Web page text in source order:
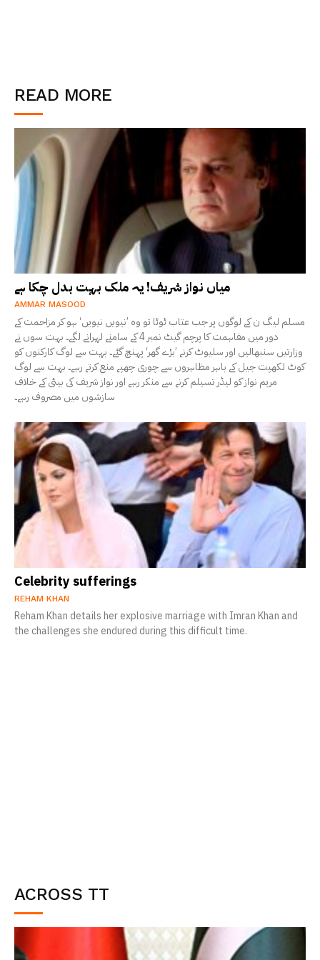
ACROSS TT
READ MORE
میاں نواز شریف! یہ ملک بہت بدل چکا ہے
AMMAR MASOOD
مسلم لیگ ن کے لوگوں پر جب عتاب ٹوٹا تو وہ ’نیویں نیویں‘ ہو کر مزاحمت کے
دور میں مفاہمت کا پرچم گیٹ نمبر 4 کے سامنے لہرانے لگے۔ بہت سوں نے
وزارتیں سنبھالیں اور سلیوٹ کرنے ’بڑے گھر‘ پہنچ گئے۔ بہت سے لوگ کارکنوں کو
کوٹ لکھپت جیل کے باہر مظاہروں سے چوری چھپے منع کرتے رہے۔ بہت سے لوگ
مریم نواز کو لیڈر تسیلم کرنے سے منکر رہے اور نواز شریف کی بیٹی کے خلاف
سازشوں میں مصروف رہے۔
Celebrity sufferings
REHAM KHAN
Reham Khan details her explosive marriage with Imran Khan and
the challenges she endured during this difficult time.